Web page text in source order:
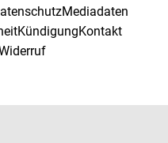
Mediadaten
KündigungKontakt